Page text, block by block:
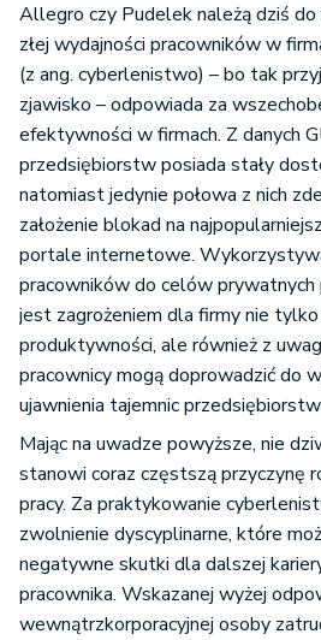
Allegro czy Pudelek należą dziś do
złej wydajności pracowników w
(z ang. cyberlenistwo) – bo tak
zjawisko – odpowiada za
efektywności w firmach. Z danych
przedsiębiorstw posiada stały
natomiast jedynie połowa z nich
założenie blokad na
portale internetowe.
pracowników do celów prywatnych
jest zagrożeniem dla firmy nie
produktywności, ale również z
pracownicy mogą doprowadzić do
ujawnienia tajemnic
Mając na uwadze powyższe, nie
stanowi coraz częstszą przyczynę
pracy. Za praktykowanie
zwolnienie dyscyplinarne, które
negatywne skutki dla dalszej
pracownika. Wskazanej wyżej
wewnątrzkorporacyjnej osoby